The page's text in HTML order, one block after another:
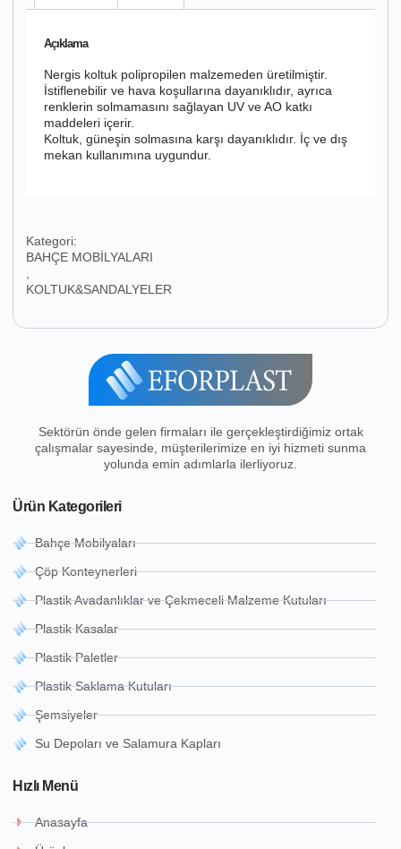
Açıklama
Nergis koltuk polipropilen malzemeden üretilmiştir.
İstiflenebilir ve hava koşullarına dayanıklıdır, ayrıca
renklerin solmamasını sağlayan UV ve AO katkı
maddeleri içerir.
Koltuk, güneşin solmasına karşı dayanıklıdır. İç ve dış
mekan kullanımına uygundur.
Kategori:
BAHÇE MOBİLYALARI
,
KOLTUK&SANDALYELER
Sektörün önde gelen firmaları ile gerçekleştirdiğimiz ortak
çalışmalar sayesinde, müşterilerimize en iyi hizmeti sunma
yolunda emin adımlarla ilerliyoruz.
Ürün Kategorileri
Bahçe Mobilyaları
Çöp Konteynerleri
Plastik Avadanlıklar ve Çekmeceli Malzeme Kutuları
Plastik Kasalar
Plastik Paletler
Plastik Saklama Kutuları
Şemsiyeler
Su Depoları ve Salamura Kapları
Hızlı Menü
Anasayfa